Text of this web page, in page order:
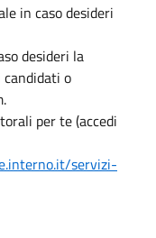
in caso desideri
desideri la
o
per te (accedi
servizi-